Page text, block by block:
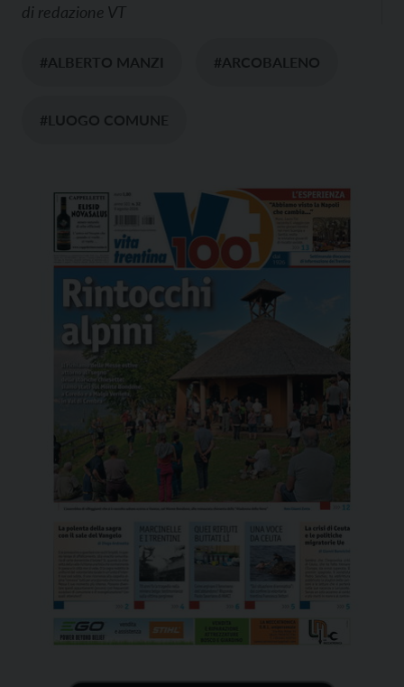
di redazione VT
#ALBERTO MANZI #ARCOBALENO
#LUOGO COMUNE